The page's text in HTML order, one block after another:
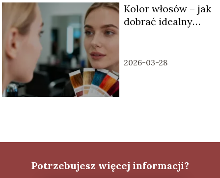
Kolor włosów – jak
dobrać idealny
2026-03-28
Potrzebujesz więcej informacji?